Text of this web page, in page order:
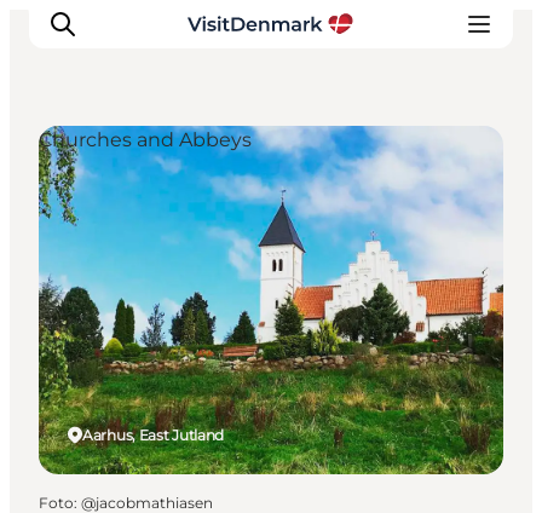
Inspiration
Aktiviteter
Övernatta
Planera resan
Aarhus, East Jutland
Churches and Abbeys
Foto: @jacobmathiasen